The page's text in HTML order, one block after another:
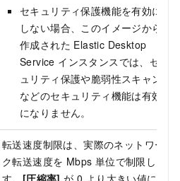
セキュリティ保護機能を有効に
しない場合、このイメージから
作成された Elastic Desktop
Service インスタンスでは、セキ
ュリティ保護や脆弱性スキャン
などのセキュリティ機能は有効
になりません。
転送速度制限は、実際のネットワー
ク転送速度を Mbps 単位で制限しま
す。 [圧縮率] が 0 より大きい値に設